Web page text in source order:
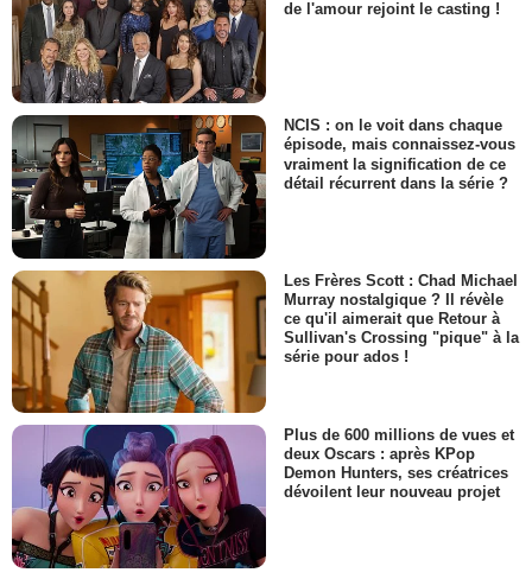
de l'amour rejoint le casting !
NCIS : on le voit dans chaque
épisode, mais connaissez-vous
vraiment la signification de ce
détail récurrent dans la série ?
Les Frères Scott : Chad Michael
Murray nostalgique ? Il révèle
ce qu'il aimerait que Retour à
Sullivan's Crossing "pique" à la
série pour ados !
Plus de 600 millions de vues et
deux Oscars : après KPop
Demon Hunters, ses créatrices
dévoilent leur nouveau projet